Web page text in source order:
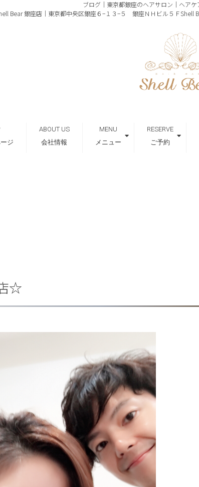
ブログ｜東京都銀座のヘアサロン｜ヘア
Bear 銀座店｜東京都中央区銀座６−１３−５ 銀座ＮＨビル５ＦShell
ジ
ABOUT US
会社情報
MENU
メニュー
RESERVE
ご予約
☆